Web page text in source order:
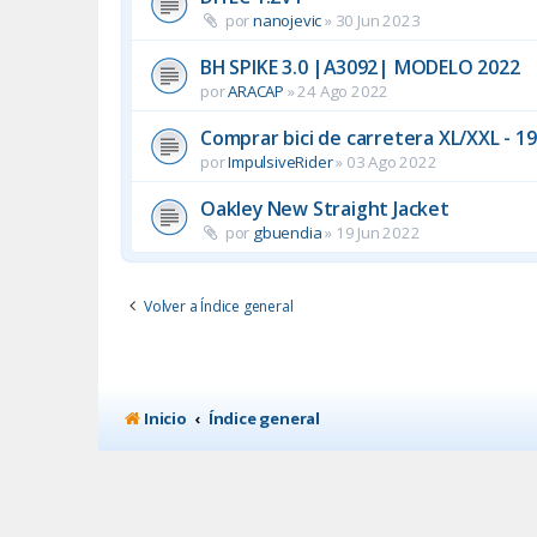
pornanojevic» 30 Jun 2023
BH SPIKE 3.0 |A3092| MODELO 2022
porARACAP »24 Ago 2022
Comprar bici de carretera XL/XXL -
porImpulsiveRider» 03 Ago 2022
Oakley New Straight Jacket
por gbuendia» 19 Jun 2022
Volver a Índice general
Inicio Índice general